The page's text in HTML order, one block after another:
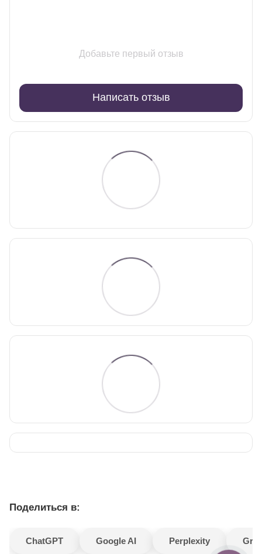
Добавьте первый отзыв
Написать отзыв
Поделиться в:
ChatGPT Google AI Perplexity